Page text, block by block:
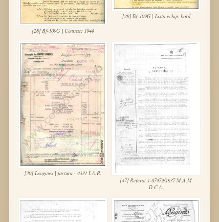
[28] Bf-109G | Contract 1944
[29] Bf-109G | Lista echip. bord
[30] Longines | factura - 4331 I.A.R.
[47] Referat 1-07979/1937 M.A.M.
D.C.A.